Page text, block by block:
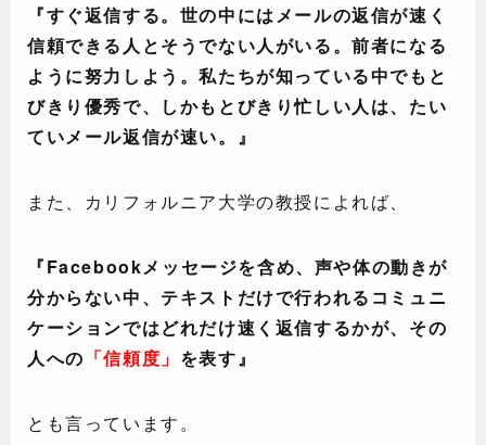
『すぐ返信する。世の中にはメールの返信が速く
信頼できる人とそうでない人がいる。前者になる
ように努力しよう。私たちが知っている中でもと
びきり優秀で、しかもとびきり忙しい人は、たい
ていメール返信が速い。』
また、カリフォルニア大学の教授によれば、
『Facebookメッセージを含め、声や体の動きが
分からない中、テキストだけで行われるコミュニ
ケーションではどれだけ速く返信するかが、その
人への 「信頼度」 を表す』
とも言っています。